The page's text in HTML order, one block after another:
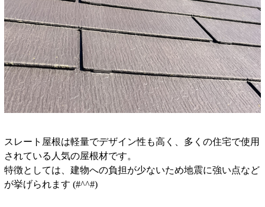
スレート屋根は軽量でデザイン性も高く、多くの住宅で使用
されている人気の屋根材です。
特徴としては、建物への負担が少ないため地震に強い点など
が挙げられます (#^^#)